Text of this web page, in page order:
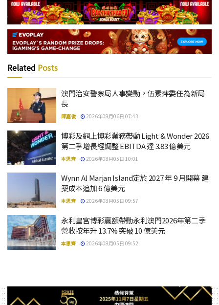
Related Posts
澳門治安警察局人事變動，伍素萍委任為新局
長
陳嘉俊 2026年08月06日 07:43
博彩及網上博彩業務帶動 Light & Wonder 2026
第二季增長經調整 EBITDA 達 3.83 億美元
本思齊 2026年08月05日 10:01
Wynn Al Marjan Island定於 2027 年 9 月開幕 建
築成本追加 6 億美元
本思齊 2026年08月05日 09:57
永利皇宮博彩贏額帶動永利澳門2026年第二季
營收按年升 13.7% 突破 10 億美元
本思齊 2026年08月05日 09:52